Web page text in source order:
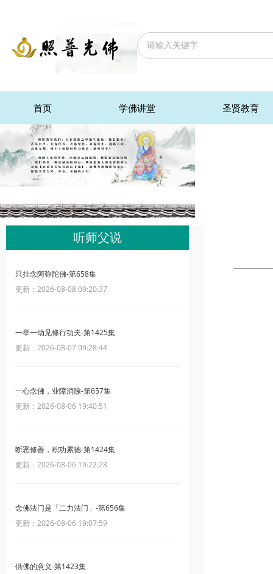
首页 学佛讲堂 圣贤教育
听师父说
只挂念阿弥陀佛-第658集
更新：2026-08-08 09:20:37
一举一动见修行功夫-第1425集
更新：2026-08-07 09:28:44
一心念佛，业障消除-第657集
更新：2026-08-06 19:40:51
断恶修善，积功累德-第1424集
更新：2026-08-06 19:22:28
念佛法门是「二力法门」-第656集
更新：2026-08-06 19:07:59
供佛的意义-第1423集